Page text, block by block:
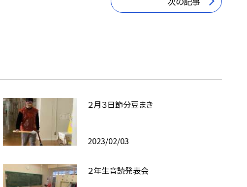
２月３日節分豆まき
2023/02/03
２年生音読発表会